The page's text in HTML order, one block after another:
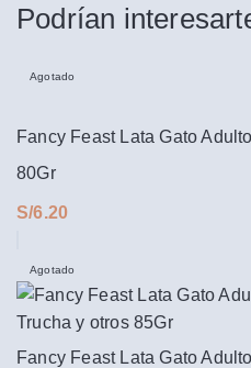
Podrían
Agotado
Fancy Feast Lata Gato
80Gr
S/
Agotado
Fancy Feast Lata Gato